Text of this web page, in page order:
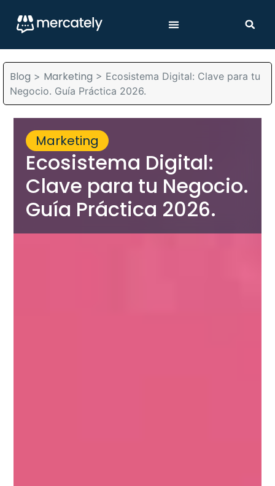
Blog > Marketing > Ecosistema Digital: Clave para tu
Negocio. Guía Práctica 2026.
Marketing
Ecosistema Digital:
Clave para tu Negocio.
Guía Práctica 2026.